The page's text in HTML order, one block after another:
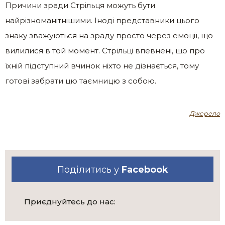
Причини зради Стрільця можуть бути
найрізноманітнішими. Іноді представники цього
знаку зважуються на зраду просто через емоції, що
вилилися в той момент. Стрільці впевнені, що про
їхній підступний вчинок ніхто не дізнається, тому
готові забрати цю таємницю з собою.
Джерело
Поділитись у Facebook
Приєднуйтесь до нас: